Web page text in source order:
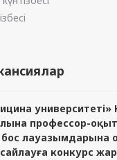
университеті»
профессор-
лауазымдарына
конкурс